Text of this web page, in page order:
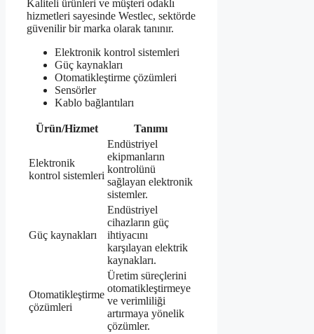
Kaliteli ürünleri ve müşteri odaklı
hizmetleri sayesinde Westlec, sektörde
güvenilir bir marka olarak tanınır.
Elektronik kontrol sistemleri
Güç kaynakları
Otomatikleştirme çözümleri
Sensörler
Kablo bağlantıları
Ürün/Hizmet Tanımı
Elektronik
kontrol sistemleri
Endüstriyel
ekipmanların
kontrolünü
sağlayan elektronik
sistemler.
Güç kaynakları
Endüstriyel
cihazların güç
ihtiyacını
karşılayan elektrik
kaynakları.
Otomatikleştirme
çözümleri
Üretim süreçlerini
otomatikleştirmeye
ve verimliliği
artırmaya yönelik
çözümler.